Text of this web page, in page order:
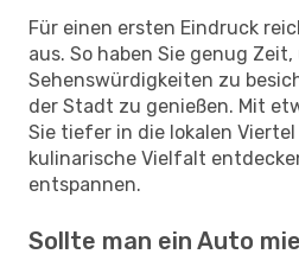
Für einen ersten Eindruck
aus. So haben Sie genug
Sehenswürdigkeiten zu
der Stadt zu genießen. Mit
Sie tiefer in die lokalen
kulinarische Vielfalt
entspannen.
Sollte man ein Auto